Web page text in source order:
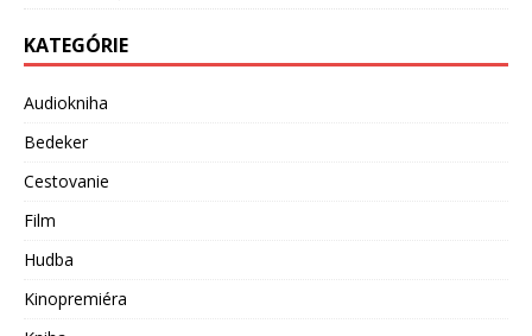
KATEGÓRIE
Audiokniha
Bedeker
Cestovanie
Film
Hudba
Kinopremiéra